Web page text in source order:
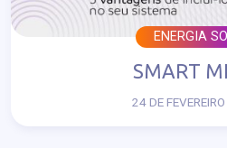
ENERGIA
SMART
24 DE